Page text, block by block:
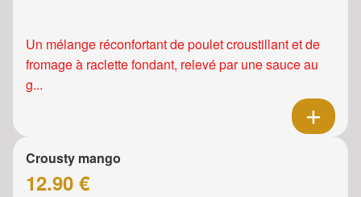
Un mélange réconfortant de poulet croustillant et de
fromage à raclette fondant, relevé par une sauce au
g...
Crousty mango
12.90 €